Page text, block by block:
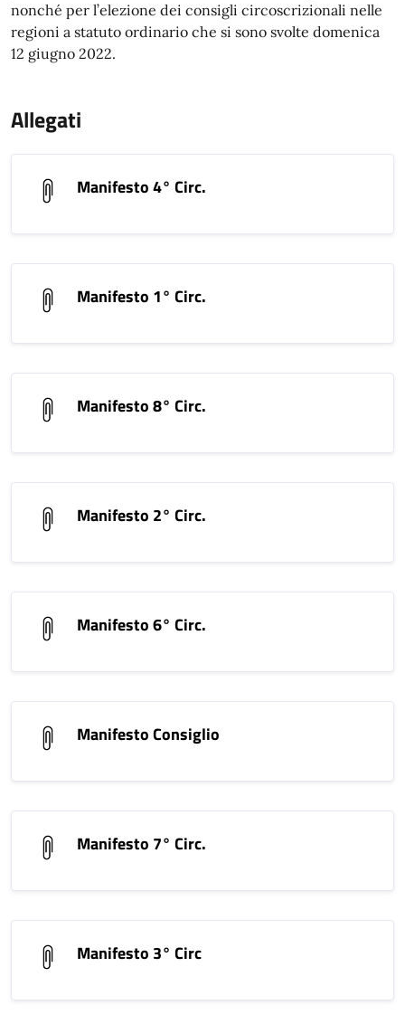
nonché per l’elezione dei consigli circoscrizionali nelle
regioni a statuto ordinario che si sono svolte domenica
12 giugno 2022.
Allegati
Manifesto 4° Circ.
Manifesto 1° Circ.
Manifesto 8° Circ.
Manifesto 2° Circ.
Manifesto 6° Circ.
Manifesto Consiglio
Manifesto 7° Circ.
Manifesto 3° Circ